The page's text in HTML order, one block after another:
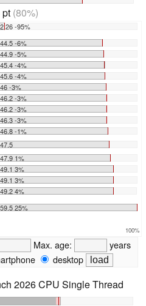
(80%)
2.26 -95%
44.5 -6%
44.9 -5%
45.4 -4%
45.6 -4%
46 -3%
46.2 -3%
46.2 -3%
46.3 -3%
46.8 -1%
47.5
47.9 1%
49.1 3%
49.1 3%
49.2 4%
59.5 25%
100%
Max. age:
years
desktop
2026 CPU Single Thread